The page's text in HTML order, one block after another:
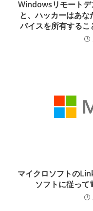
Windowsリモートデ
と、ハッカーはあ
バイスを所有する
マイクロソフトの
ソフトに従っ